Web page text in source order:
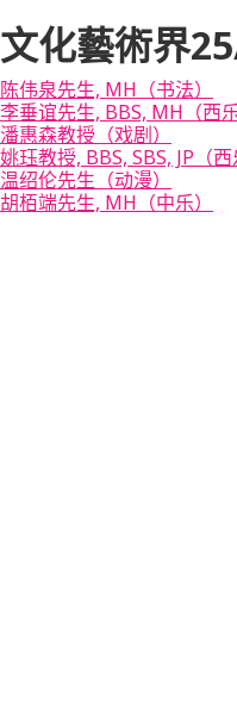
文化藝術界
陈伟泉先生, MH（书法）
李垂谊先生, BBS, MH（西乐
潘惠森教授（戏剧）
姚珏教授, BBS, SBS, JP（西
温绍伦先生（动漫）
胡栢端先生, MH（中乐）